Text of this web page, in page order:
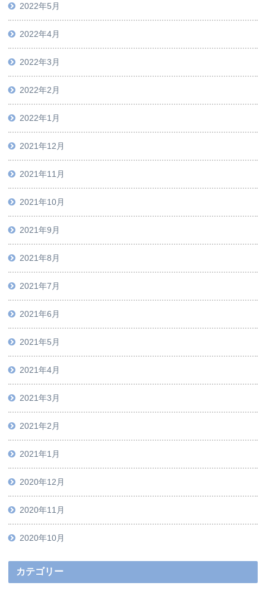
2022年5月
2022年4月
2022年3月
2022年2月
2022年1月
2021年12月
2021年11月
2021年10月
2021年9月
2021年8月
2021年7月
2021年6月
2021年5月
2021年4月
2021年3月
2021年2月
2021年1月
2020年12月
2020年11月
2020年10月
カテゴリー